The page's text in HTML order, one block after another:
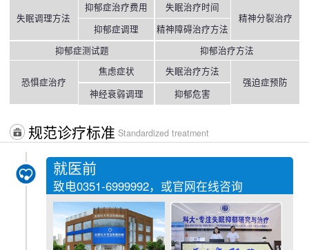
失眠调理方法
抑郁症治疗费用
抑郁症调理
失眠治疗时间
精神障碍治疗方法
精神分裂治疗
抑郁症测试题 抑郁治疗方法
恐惧症治疗
焦虑症状
神经衰弱调理
失眠治疗方法
抑郁危害
强迫症预防
规范诊疗标准 Standardized treatment
就医前
致电0351-6999992，或官网在线咨询